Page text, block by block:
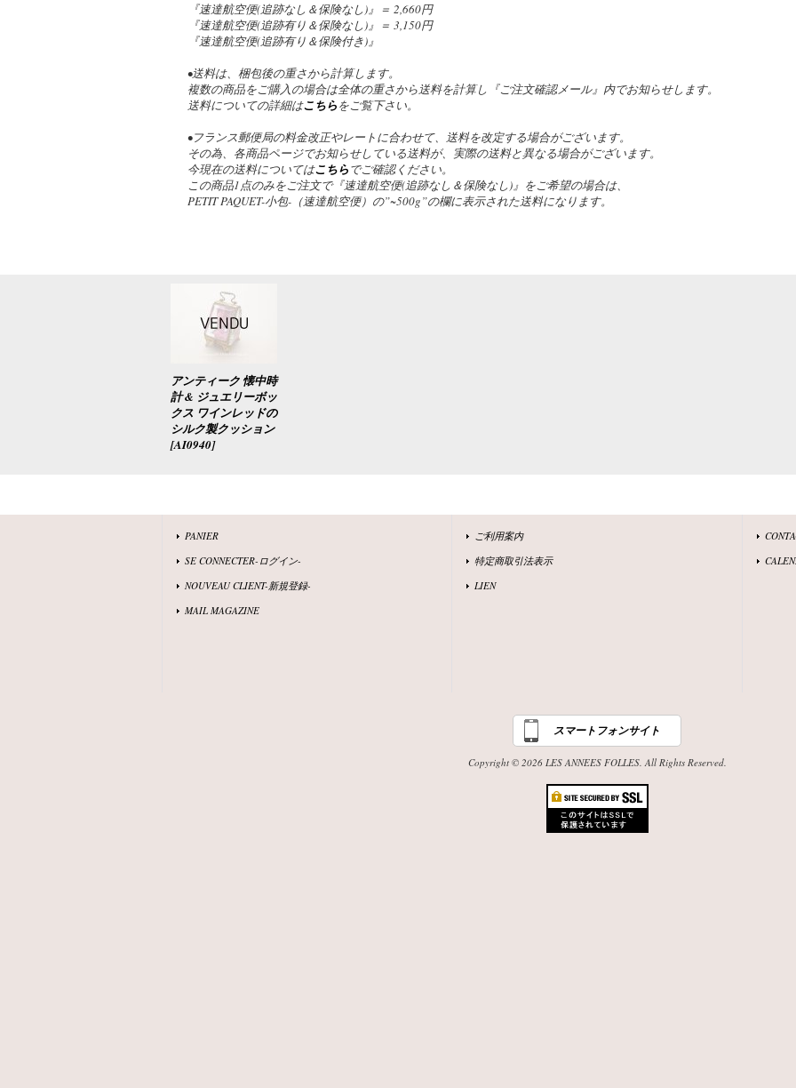
『速達航空便(追跡なし＆保険なし)』＝ 2,660円
『速達航空便(追跡有り＆保険なし)』＝ 3,150円
『速達航空便(追跡有り＆保険付き)』
•送料は、梱包後の重さから計算します。
複数の商品をご購入の場合は全体の重さから送料を計算し『ご注文確認メール』内でお知らせします。
送料についての詳細はこちらをご覧下さい。
•フランス郵便局の料金改正やレートに合わせて、送料を改定する場合がございます。
その為、各商品ページでお知らせしている送料が、実際の送料と異なる場合がございます。
今現在の送料についてはこちらでご確認ください。
この商品1点のみをご注文で『速達航空便(追跡なし＆保険なし)』をご希望の場合は、
PETIT PAQUET-小包-（速達航空便）の”~500g”の欄に表示された送料になります。
アンティーク 懐中時
計 & ジュエリーボッ
クス ワインレッドの
シルク製クッション
[AI0940]
PANIER
SE CONNECTER-ログイン-
NOUVEAU CLIENT-新規登録-
MAIL MAGAZINE
ご利用案内
特定商取引法表示
LIEN
スマートフォンサイト
Copyright © 2026 LES ANNEES FOLLES. All Rights Reserved.